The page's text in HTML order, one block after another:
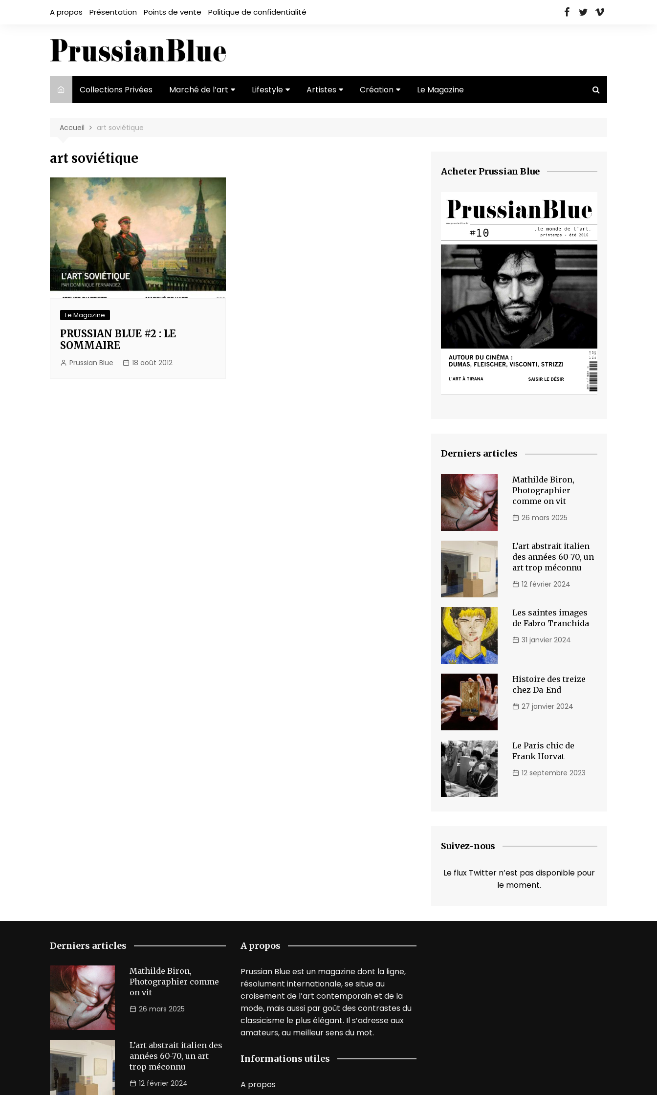
A propos Présentation Points de vente Politique de confidentialité
Collections Privées Marché de l’art Lifestyle Artistes Création Le Magazine
Accueil art soviétique
art soviétique
Le Magazine
PRUSSIAN BLUE #2 : LE
SOMMAIRE
Prussian Blue 18 août 2012
Acheter Prussian Blue
Derniers articles
Mathilde Biron,
Photographier
comme on vit
26 mars 2025
L’art abstrait italien
des années 60-70, un
art trop méconnu
12 février 2024
Les saintes images
de Fabro Tranchida
31 janvier 2024
Histoire des treize
chez Da-End
27 janvier 2024
Le Paris chic de
Frank Horvat
12 septembre 2023
Suivez-nous
Le flux Twitter n’est pas disponible pour
le moment.
Derniers articles
Mathilde Biron,
Photographier comme
on vit
26 mars 2025
L’art abstrait italien des
années 60-70, un art
trop méconnu
12 février 2024
A propos
Prussian Blue est un magazine dont la ligne,
résolument internationale, se situe au
croisement de l’art contemporain et de la
mode, mais aussi par goût des contrastes du
classicisme le plus élégant. Il s’adresse aux
amateurs, au meilleur sens du mot.
Informations utiles
A propos